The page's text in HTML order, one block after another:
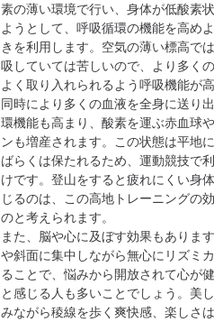
素の薄い環境で行い、身体が低酸素
ようとして、呼吸循環の機能を高め
きを利用します。空気の薄い標高で
吸していては苦しいので、より多く
よく取り入れられるよう呼吸機能が
同時により多くの血液を全身に送り
環機能も高まり、酸素を運ぶ赤血球
ンも増産されます。この状態は平地
ばらくは保たれるため、運動競技で
けです。登山をすると疲れにくい身
じるのは、この高地トレーニングの
のと考えられます。
また、脳や心に及ぼす効果もありま
や斜面に集中しながら無心にリズミ
ることで、悩みから開放されて心が
と感じる人も多いことでしょう。美
みながら稜線を歩く爽快感、楽しさ